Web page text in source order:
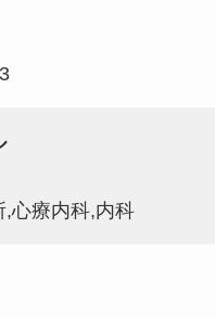
,心療内科,内科